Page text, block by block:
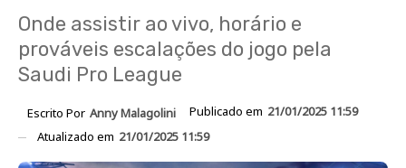
Onde assistir ao vivo, horário e
prováveis escalações do jogo pela
Saudi Pro League
Escrito Por Anny Malagolini Publicado em 21/01/2025 11:59
Atualizado em 21/01/2025 11:59